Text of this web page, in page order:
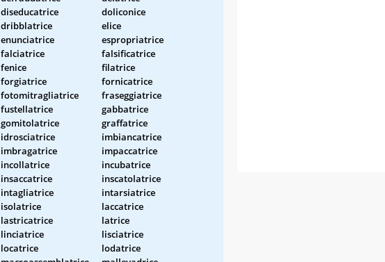
diseducatrice
doliconice
dribblatrice
elice
enunciatrice
espropriatrice
falciatrice
falsificatrice
fenice
filatrice
forgiatrice
fornicatrice
fotomitragliatrice
fraseggiatrice
fustellatrice
gabbatrice
gomitolatrice
graffatrice
idrosciatrice
imbiancatrice
imbragatrice
impaccatrice
incollatrice
incubatrice
insaccatrice
inscatolatrice
intagliatrice
intarsiatrice
isolatrice
laccatrice
lastricatrice
latrice
linciatrice
lisciatrice
locatrice
lodatrice